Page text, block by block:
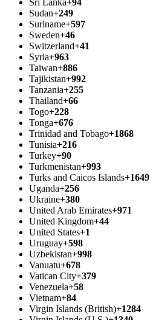
Sudan+249
Suriname+597
Sweden+46
Switzerland+41
Syria+963
Taiwan+886
Tajikistan+992
Tanzania+255
Thailand+66
Togo+228
Tonga+676
Trinidad and Tobago+1868
Tunisia+216
Turkey+90
Turkmenistan+993
Turks and Caicos Islands+1649
Uganda+256
Ukraine+380
United Arab Emirates+971
United Kingdom+44
United States+1
Uruguay+598
Uzbekistan+998
Vanuatu+678
Vatican City+379
Venezuela+58
Vietnam+84
Virgin Islands (British)+1284